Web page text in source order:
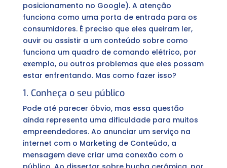
posicionamento no Google). A atenção
funciona como uma porta de entrada para os
consumidores. É preciso que eles queiram ler,
ouvir ou assistir a um conteúdo sobre como
funciona um quadro de comando elétrico, por
exemplo, ou outros problemas que eles possam
estar enfrentando. Mas como fazer isso?
1. Conheça o seu público
Pode até parecer óbvio, mas essa questão
ainda representa uma dificuldade para muitos
empreendedores. Ao anunciar um serviço na
internet com o Marketing de Conteúdo, a
mensagem deve criar uma conexão com o